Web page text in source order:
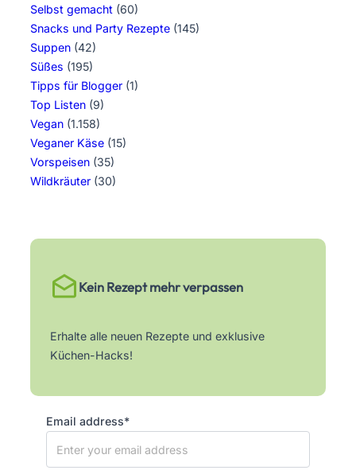
Selbst gemacht (60)
Snacks und Party Rezepte (145)
Suppen (42)
Süßes (195)
Tipps für Blogger (1)
Top Listen (9)
Vegan (1.158)
Veganer Käse (15)
Vorspeisen (35)
Wildkräuter (30)
Kein Rezept mehr verpassen
Erhalte alle neuen Rezepte und exklusive
Küchen-Hacks!
Email address*